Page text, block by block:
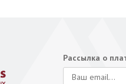
Рассылка о